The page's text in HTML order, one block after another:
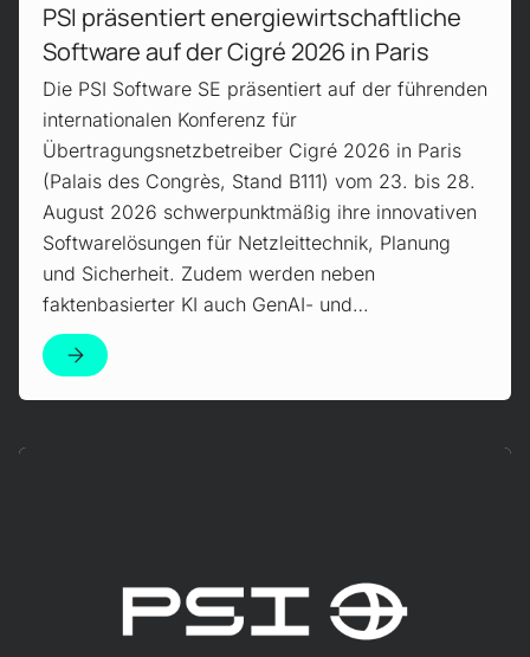
PSI präsentiert energiewirtschaftliche
Software auf der Cigré 2026 in Paris
Die PSI Software SE präsentiert auf der führenden
internationalen Konferenz für
Übertragungsnetzbetreiber Cigré 2026 in Paris
(Palais des Congrès, Stand B111) vom 23. bis 28.
August 2026 schwerpunktmäßig ihre innovativen
Softwarelösungen für Netzleittechnik, Planung
und Sicherheit. Zudem werden neben
faktenbasierter KI auch GenAI- und…